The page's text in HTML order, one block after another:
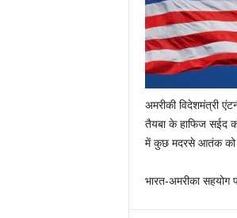
अमरीकी विदेशमंत्री
तैयबा के हाफिज सईद
में कुछ मदरसे आतंक को
भारत-अमरीका सहयोग